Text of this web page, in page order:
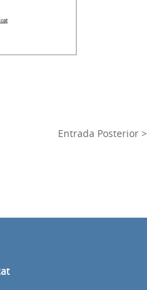
Entrada Posterior >